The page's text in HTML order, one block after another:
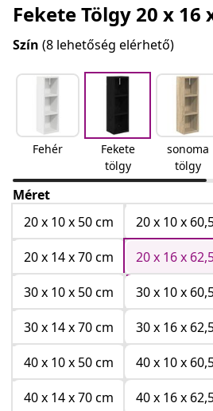
Fekete Tölgy 20 x 16
Szín (8 lehetőség elérhető)
Fehér
Fekete
tölgy
sonoma
tölgy
Méret
20 x 10 x 50 cm
20 x 10 x
20 x 14 x 70 cm
20 x 16 x
30 x 10 x 50 cm
30 x 10 x
30 x 14 x 70 cm
30 x 16 x
40 x 10 x 50 cm
40 x 10 x
40 x 14 x 70 cm
40 x 16 x